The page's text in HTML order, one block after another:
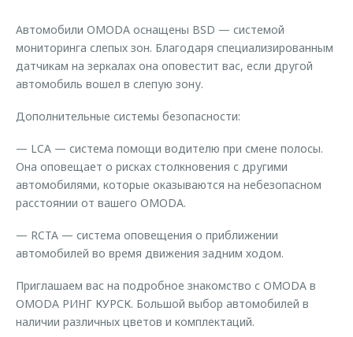
Кредитный калькулятор
Аксессуары
Оригинальные аксессуары
Запчасти
Трейд-ин
Калькулятор трейд-ин
O&J Автоклуб
Клуб владельцев OMODA
Одежда и сувениры
Оригинальные аксессуары
Запчасти
Обратная связь
Автомобили OMODA оснащены BSD — системой
мониторинга слепых зон. Благодаря специализированным
датчикам на зеркалах она оповестит вас, если другой
автомобиль вошел в слепую зону.
Дополнительные системы безопасности:
— LCA — система помощи водителю при смене полосы.
Она оповещает о рисках столкновения с другими
автомобилями, которые оказываются на небезопасном
расстоянии от вашего OMODA.
— RCTA — система оповещения о приближении
автомобилей во время движения задним ходом.
Приглашаем вас на подробное знакомство с OMODA в
OMODA РИНГ КУРСК. Большой выбор автомобилей в
наличии различных цветов и комплектаций.